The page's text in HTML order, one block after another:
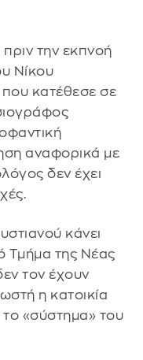
την εκπνοή
Νίκου
κατέθεσε σε
αναφορικά με
δεν έχει
κάνει
Τμήμα της Νέας
τον έχουν
η κατοικία
το «σύστημα» του